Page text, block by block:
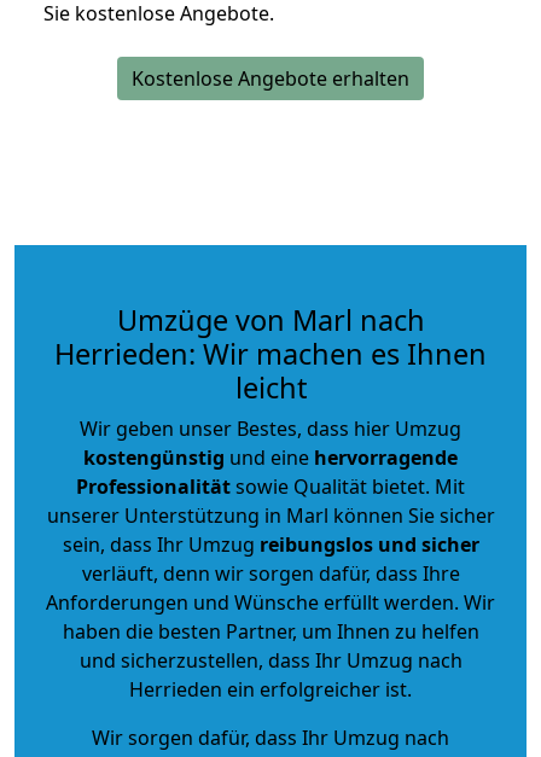
Sie kostenlose Angebote.
Kostenlose Angebote erhalten
Umzüge von Marl nach
Herrieden: Wir machen es Ihnen
leicht
Wir geben unser Bestes, dass hier Umzug
kostengünstig und eine hervorragende
Professionalitätsowie Qualität bietet. Mit
unserer Unterstützung in Marl können Sie sicher
sein, dass Ihr Umzug reibungslos und sicher
verläuft, denn wir sorgen dafür, dass Ihre
Anforderungen und Wünsche erfüllt werden. Wir
haben die besten Partner, um Ihnen zu helfen
und sicherzustellen, dass Ihr Umzug nach
Herrieden ein erfolgreicher ist.
Wir sorgen dafür, dass Ihr Umzug nach